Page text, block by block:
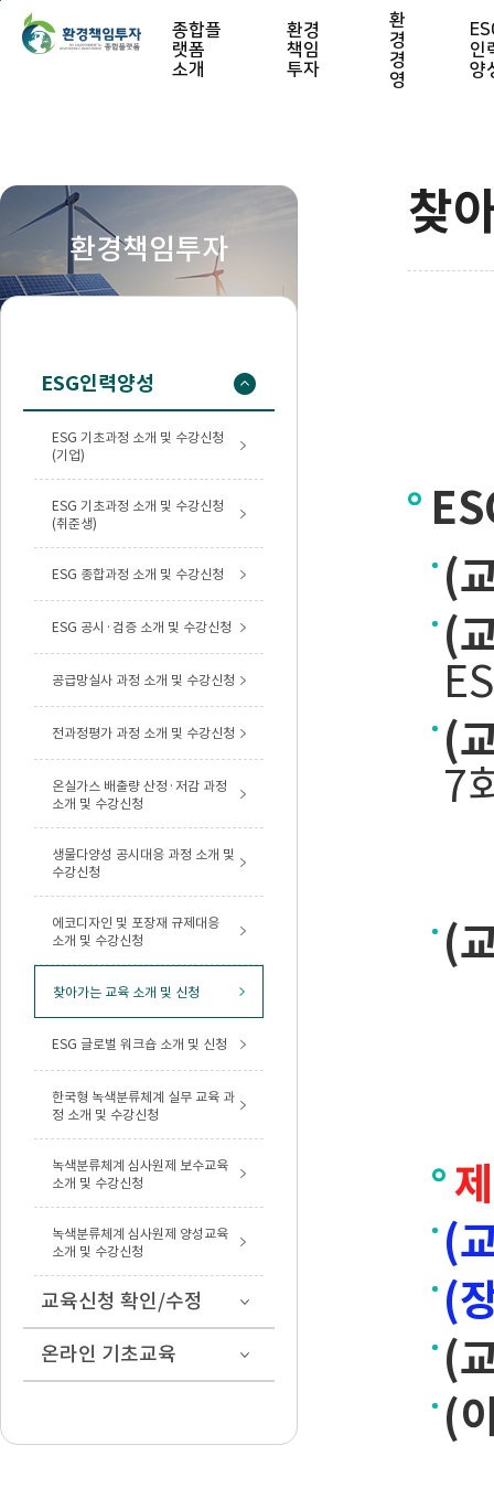
본문 바로가기
종합플
랫폼
소개
환경
책임
투자
환
경
경
영
인
양
환경책임투자
ESG인력양성
ESG 기초과정 소개 및 수강신청
(기업)
ESG 기초과정 소개 및 수강신청
(취준생)
ESG 종합과정 소개 및 수강신청
ESG 공시·검증 소개 및 수강신청
공급망실사 과정 소개 및 수강신청
전과정평가 과정 소개 및 수강신청
온실가스 배출량 산정·저감 과정
소개 및 수강신청
생물다양성 공시대응 과정 소개 및
수강신청
에코디자인 및 포장재 규제대응
소개 및 수강신청
찾아가는 교육 소개 및 신청
ESG 글로벌 워크숍 소개 및 신청
한국형 녹색분류체계 실무 교육 과
정 소개 및 수강신청
녹색분류체계 심사원제 보수교육
소개 및 수강신청
녹색분류체계 심사원제 양성교육
소개 및 수강신청
교육신청 확인/수정
온라인 기초교육
찾
(
(
(
7
(
(
(
(
(